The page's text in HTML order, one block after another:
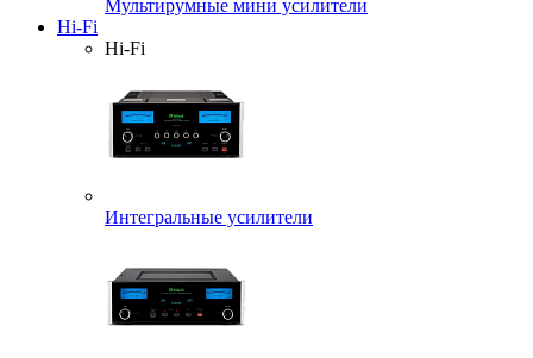
Мультирумные мини усилители
Hi-Fi
Hi-Fi
Интегральные усилители